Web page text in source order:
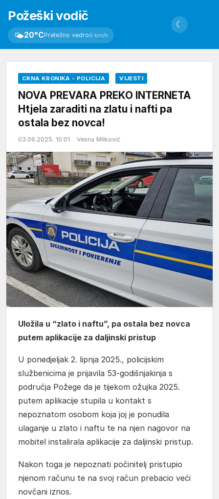
Požeški vodič
🌤20°CPretežno vedro6 km/h
☾
CRNA KRONIKA - POLICIJA VIJESTI
NOVA PREVARA PREKO INTERNETA
Htjela zaraditi na zlatu i nafti pa
ostala bez novca!
03.06.2025. 10:01 Vesna Milković
Uložila u “zlato i naftu”, pa ostala bez novca
putem aplikacije za daljinski pristup
U ponedjeljak 2. lipnja 2025., policijskim
službenicima je prijavila 53-godišnjakinja s
područja Požege da je tijekom ožujka 2025.
putem aplikacije stupila u kontakt s
nepoznatom osobom koja joj je ponudila
ulaganje u zlato i naftu te na njen nagovor na
mobitel instalirala aplikacije za daljinski pristup.
Nakon toga je nepoznati počinitelj pristupio
njenom računu te na svoj račun prebacio veći
novčani iznos.